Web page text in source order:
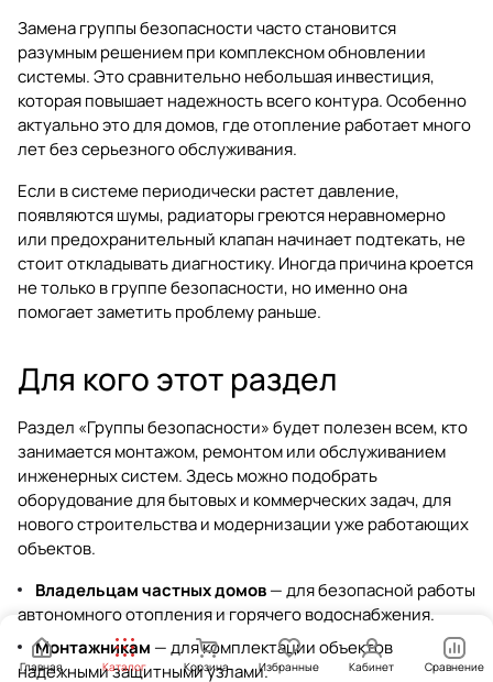
Замена группы безопасности часто становится
разумным решением при комплексном обновлении
системы. Это сравнительно небольшая инвестиция,
которая повышает надежность всего контура. Особенно
актуально это для домов, где отопление работает много
лет без серьезного обслуживания.
Если в системе периодически растет давление,
появляются шумы, радиаторы греются неравномерно
или предохранительный клапан начинает подтекать, не
стоит откладывать диагностику. Иногда причина кроется
не только в группе безопасности, но именно она
помогает заметить проблему раньше.
Для кого этот раздел
Раздел «Группы безопасности» будет полезен всем, кто
занимается монтажом, ремонтом или обслуживанием
инженерных систем. Здесь можно подобрать
оборудование для бытовых и коммерческих задач, для
нового строительства и модернизации уже работающих
объектов.
Владельцам частных домов— для безопасной работы
автономного отопления и горячего водоснабжения.
Монтажникам — для комплектации объектов
надежными защитными узлами.
Главная Каталог Корзина Избранные Кабинет Сравнение